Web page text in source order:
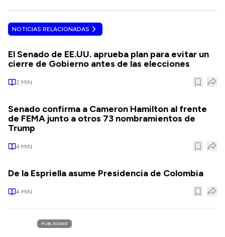
NOTICIAS RELACIONADAS
El Senado de EE.UU. aprueba plan para evitar un
cierre de Gobierno antes de las elecciones
2 MIN
Senado confirma a Cameron Hamilton al frente
de FEMA junto a otros 73 nombramientos de
Trump
4 MIN
De la Espriella asume Presidencia de Colombia
4 MIN
PUBLICIDAD